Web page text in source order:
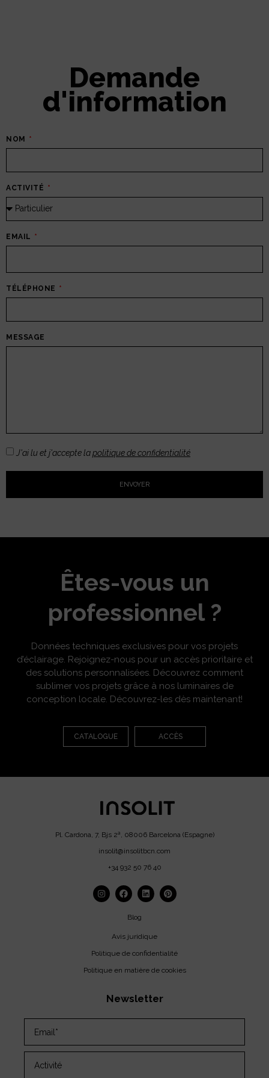
Demande
d'information
NOM
ACTIVITÉ
EMAIL
TÉLÉPHONE
MESSAGE
J'ai lu et j'accepte lapolitique de confidentialité
ENVOYER
Êtes-vous un
professionnel ?
Données techniques exclusives pour vos projets
d’éclairage. Rejoignez-nous pour un accès prioritaire et
des solutions personnalisées. Découvrez comment
sublimer vos projets grâce à nos luminaires de
conception locale. Découvrez-les dès maintenant!
CATALOGUE ACCÈS
Pl. Cardona, 7, Bjs 2ª, 08006 Barcelona (Espagne)
insolit@insolitbcn.com
+34 932 50 76 40
Blog
Avis juridique
Politique de confidentialité
Politique en matière de cookies
Newsletter